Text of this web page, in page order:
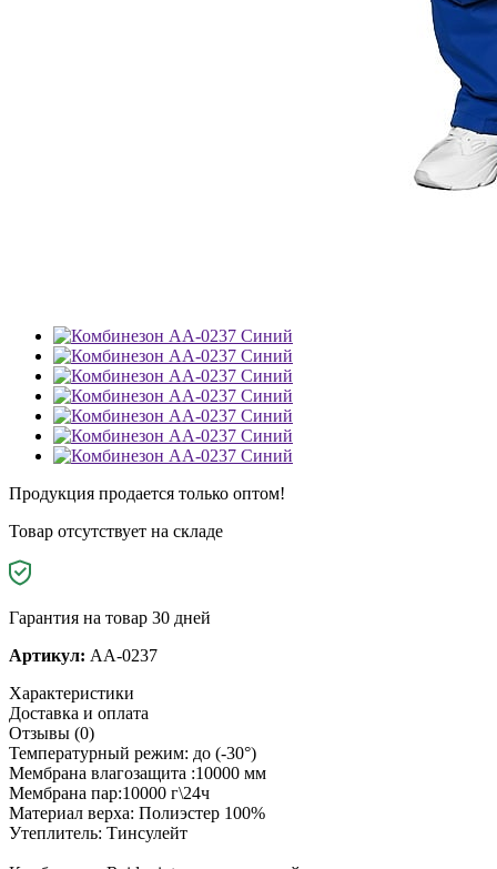
Продукция продается только оптом!
Товар отсутствует на складе
Гарантия на товар 30 дней
Артикул: AA-0237
Характеристики
Доставка и оплата
Отзывы (0)
Температурный режим: до (-30°)
Мембрана влагозащита :10000 мм
Мембрана пар:10000 г\24ч
Материал верха: Полиэстер 100%
Утеплитель: Тинсулейт